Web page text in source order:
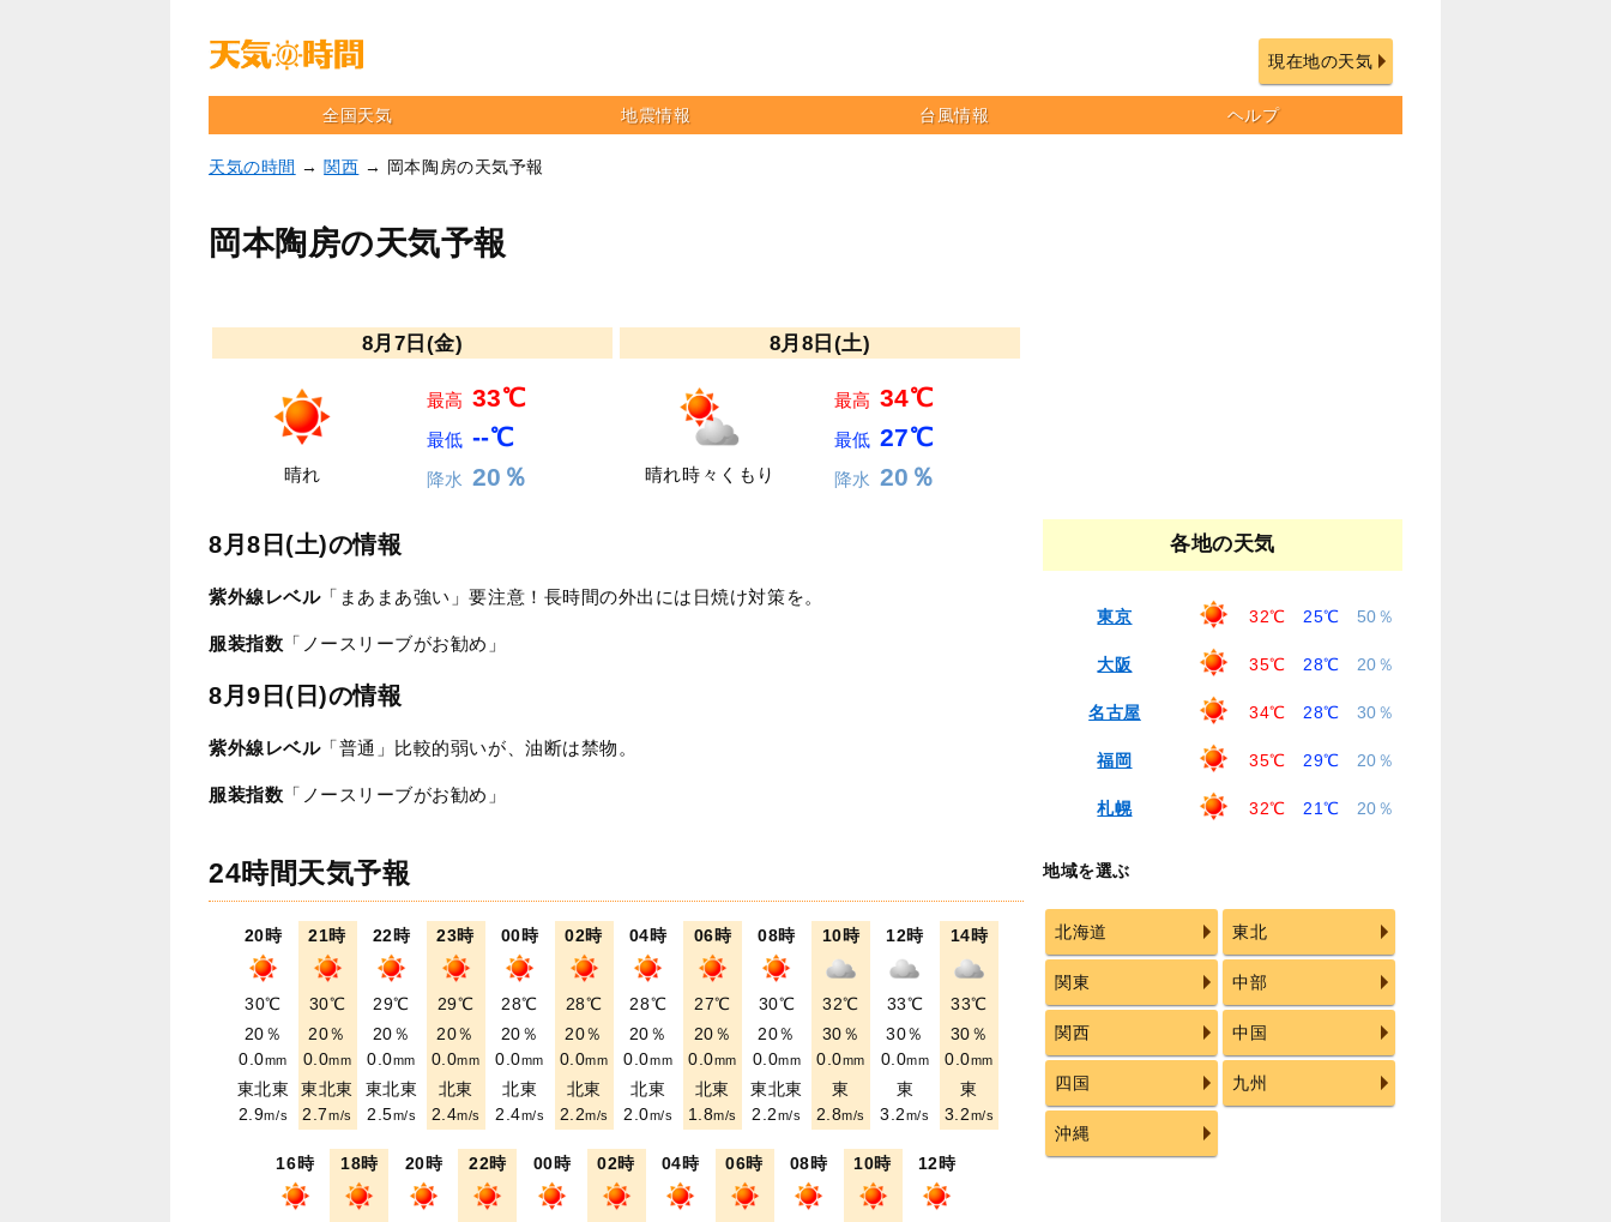
現在地の天気
全国天気 地震情報 台風情報 ヘルプ
天気の時間 → 関西 → 岡本陶房の天気予報
岡本陶房の天気予報
8月7日(金)
晴れ
最高 33℃
最低 --℃
降水 20％
8月8日(土)
晴れ時々くもり
最高 34℃
最低 27℃
降水 20％
8月8日(土)の情報
紫外線レベル「まあまあ強い」要注意！長時間の外出には日焼け対策を。
服装指数 「ノースリーブがお勧め」
8月9日(日)の情報
紫外線レベル「普通」比較的弱いが、油断は禁物。
服装指数 「ノースリーブがお勧め」
24時間天気予報
20時
30℃
20％
0.0mm
東北東
2.9m/s
21時
30℃
20％
0.0mm
東北東
2.7m/s
22時
29℃
20％
0.0mm
東北東
2.5m/s
23時
29℃
20％
0.0mm
北東
2.4m/s
00時
28℃
20％
0.0mm
北東
2.4m/s
02時
28℃
20％
0.0mm
北東
2.2m/s
04時
28℃
20％
0.0mm
北東
2.0m/s
06時
27℃
20％
0.0mm
北東
1.8m/s
08時
30℃
20％
0.0mm
東北東
2.2m/s
10時
32℃
30％
0.0mm
東
2.8m/s
12時
33℃
30％
0.0mm
東
3.2m/s
14時
33℃
30％
0.0mm
東
3.2m/s
16時 18時 20時 22時 00時 02時 04時 06時 08時 10時 12時
各地の天気
東京 32℃ 25℃ 50％
大阪 35℃ 28℃ 20％
名古屋 34℃ 28℃ 30％
福岡 35℃ 29℃ 20％
札幌 32℃ 21℃ 20％
地域を選ぶ
北海道 東北
関東 中部
関西 中国
四国 九州
沖縄